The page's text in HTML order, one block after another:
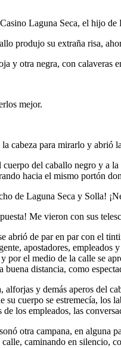
Laguna Seca, el hijo
produjo su extraña risa,
y otra negra, con calaveras
mejor.
cabeza para mirarlo y abrió
del caballo negro y a
hacia el mismo portón
de Laguna Seca y Solla!
Me vieron con sus
abrió de par en par con el
apostadores,
por el medio de la calle se
buena distancia, como
y demás aperos del
su cuerpo se estremecía,
los empleados, las
otra campana, en alguna
caminando en silencio,